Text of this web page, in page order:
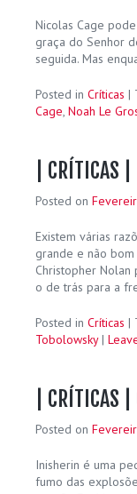
Nicolas Cage
graça do Senhor
seguida. Mas
Posted in Críticas |
Cage, Noah Le
|
Posted on
Existem várias
grande e não
Christopher
o de trás para a
Posted in Críticas |
Tobolowsky |
|
Posted on
Inisherin é uma
fumo das